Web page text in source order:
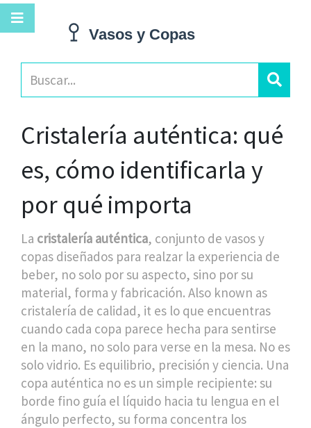
Cristalería auténtica: qué
es, cómo identificarla y
por qué importa
La cristalería auténtica, conjunto de vasos y
copas diseñados para realzar la experiencia de
beber, no solo por su aspecto, sino por su
material, forma y fabricación. Also known as
cristalería de calidad, it es lo que encuentras
cuando cada copa parece hecha para sentirse
en la mano, no solo para verse en la mesa. No es
solo vidrio. Es equilibrio, precisión y ciencia. Una
copa auténtica no es un simple recipiente: su
borde fino guía el líquido hacia tu lengua en el
ángulo perfecto, su forma concentra los